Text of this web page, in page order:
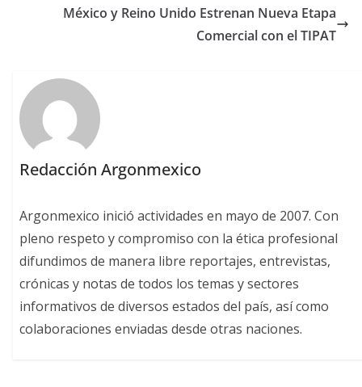
México y Reino Unido Estrenan Nueva Etapa
Comercial con el TIPAT
Redacción Argonmexico
Argonmexico inició actividades en mayo de 2007. Con
pleno respeto y compromiso con la ética profesional
difundimos de manera libre reportajes, entrevistas,
crónicas y notas de todos los temas y sectores
informativos de diversos estados del país, así como
colaboraciones enviadas desde otras naciones.